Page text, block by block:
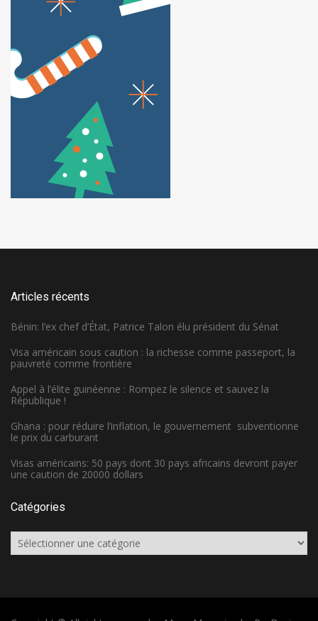
Articles récents
Bénin: l’ex chef d’État, Patrice Talon élu président du Sénat
Visa américain sous caution : la richesse comme passeport, la
pauvreté comme frontière
Appel à l’élite guinéenne : Rompez le silence et sauvez la
République !
Ghana : pour réduire l’inflation, le gouvernement subventionne
le prix du carburant
Visas américains: 50 pays dont 30 pays africains devront payer
une caution de 20000 dollars
Catégories
Catégories